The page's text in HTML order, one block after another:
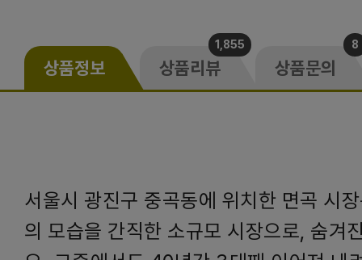
상품정보 상품리뷰
1,855
상품문의
8
서울시 광진구 중곡동에 위치한 면곡 시
의 모습을 간직한 소규모 시장으로, 숨겨